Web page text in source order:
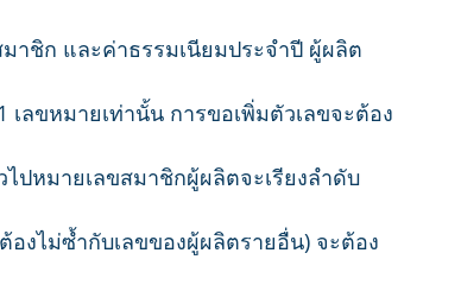
าชิก และค่าธรรมเนียมประจำปี ผู้ผลิต
ลขหมายเท่านั้น การขอเพิ่มตัวเลขจะต้อง
ปหมายเลขสมาชิกผู้ผลิตจะเรียงลำดับ
งไม่ซ้ำกับเลขของผู้ผลิตรายอื่น) จะต้อง